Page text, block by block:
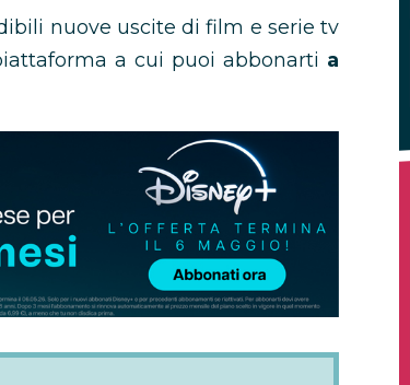
nuove uscite di film e serie tv
a cui puoi abbonarti a